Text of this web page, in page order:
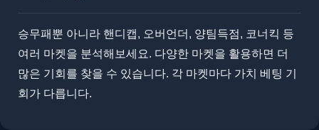
​​승무패뿐 아니라 핸디캡, 오버언더, 양팀득점, 코너킥 등
여러 마켓을 분석해보세요. 다양한 마켓을 활용하면 더
많은 기회를 찾을 수 있습니다. 각 마켓마다 가치 베팅 기
회가 다릅니다.